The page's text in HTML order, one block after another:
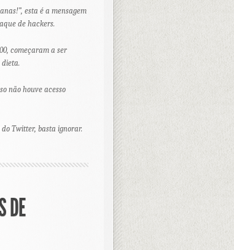
esta é a mensagem
de hackers.
começaram a ser
dieta.
não houve acesso
Twitter, basta ignorar.
DE